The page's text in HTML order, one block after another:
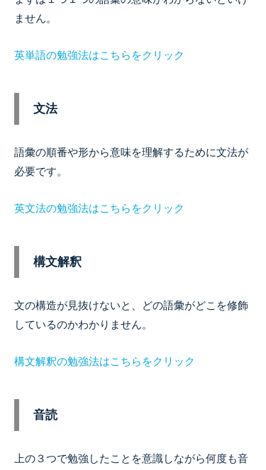
ません。
英単語の勉強法はこちらをクリック
文法
語彙の順番や形から意味を理解するために文法が
必要です。
英文法の勉強法はこちらをクリック
構文解釈
文の構造が見抜けないと、どの語彙がどこを修飾
しているのかわかりません。
構文解釈の勉強法はこちらをクリック
音読
上の３つで勉強したことを意識しながら何度も音